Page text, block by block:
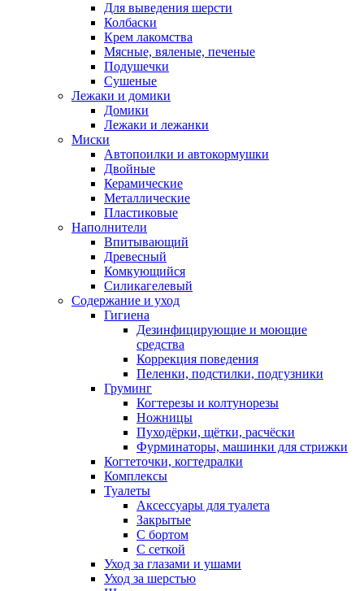
Для выведения шерсти
Колбаски
Крем лакомства
Мясные, вяленые, печеные
Подушечки
Сушеные
Лежаки и домики
Домики
Лежаки и лежанки
Миски
Автопоилки и автокормушки
Двойные
Керамические
Металлические
Пластиковые
Наполнители
Впитывающий
Древесный
Комкующийся
Силикагелевый
Содержание и уход
Гигиена
Дезинфицирующие и моющие
средства
Коррекция поведения
Пеленки, подстилки, подгузники
Груминг
Когтерезы и колтунорезы
Ножницы
Пуходёрки, щётки, расчёски
Фурминаторы, машинки для стрижки
Когтеточки, когтедралки
Комплексы
Туалеты
Аксессуары для туалета
Закрытые
С бортом
С сеткой
Уход за глазами и ушами
Уход за шерстью